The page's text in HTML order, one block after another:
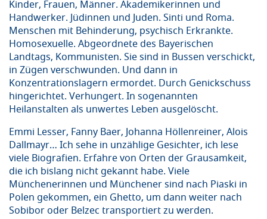
Kinder, Frauen, Männer. Akademikerinnen und
Handwerker. Jüdinnen und Juden. Sinti und Roma.
Menschen mit Behinderung, psychisch Erkrankte.
Homosexuelle. Abgeordnete des Bayerischen
Landtags, Kommunisten. Sie sind in Bussen verschickt,
in Zügen verschwunden. Und dann in
Konzentrationslagern ermordet. Durch Genickschuss
hingerichtet. Verhungert. In sogenannten
Heilanstalten als unwertes Leben ausgelöscht.
Emmi Lesser, Fanny Baer, Johanna Höllenreiner, Alois
Dallmayr… Ich sehe in unzählige Gesichter, ich lese
viele Biografien. Erfahre von Orten der Grausamkeit,
die ich bislang nicht gekannt habe. Viele
Münchenerinnen und Münchener sind nach Piaski in
Polen gekommen, ein Ghetto, um dann weiter nach
Sobibor oder Belzec transportiert zu werden.